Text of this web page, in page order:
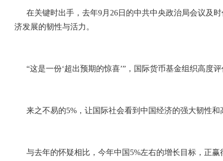
在关键时出手，去年9月26日的中共中央政治局会议及
济发展的韧性与活力。
“这是一份‘超出预期的惊喜’”，国际货币基金组织高度
来之不易的5%，让国际社会看到中国经济的强大韧性
与去年的怀疑相比，今年中国5%左右的增长目标，正